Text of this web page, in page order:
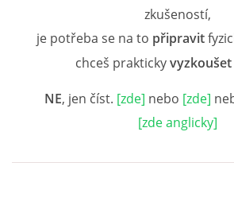
© 2026 eStránky.cz
zkušeností,
je potřeba se na to připravit
chceš praktickyvyzkoušet
NE, jen číst. [zde] nebo [zde]
[zde anglicky]